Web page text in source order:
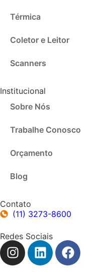
Térmica
Coletor e Leitor
Scanners
Institucional
Sobre Nós
Trabalhe Conosco
Orçamento
Blog
Contato
(11) 3273-8600
Redes Sociais